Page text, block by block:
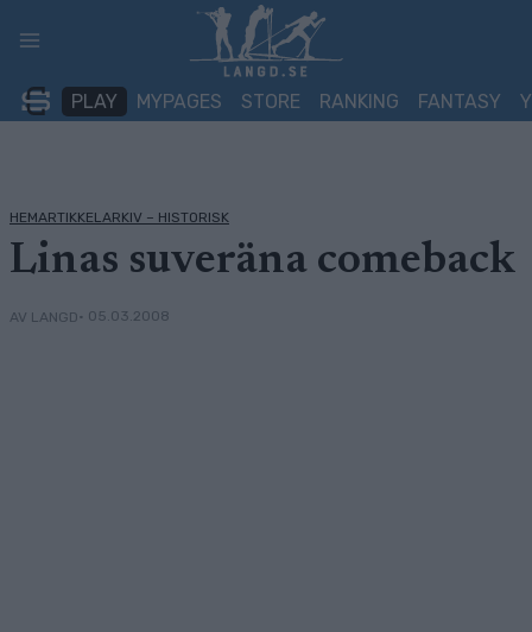
PLAY MYPAGES STORE RANKING FANTASY
HEMARTIKKELARKIV – HISTORISK
Linas suveräna comeback
AV LANGD• 05.03.2008